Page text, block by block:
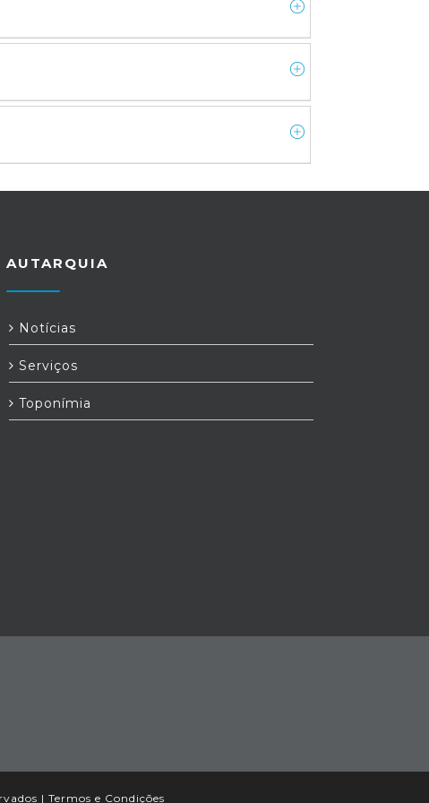
AUTARQUIA
Notícias
Serviços
Toponímia
| Termos e Condições